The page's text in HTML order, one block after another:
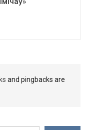
and pingbacks are